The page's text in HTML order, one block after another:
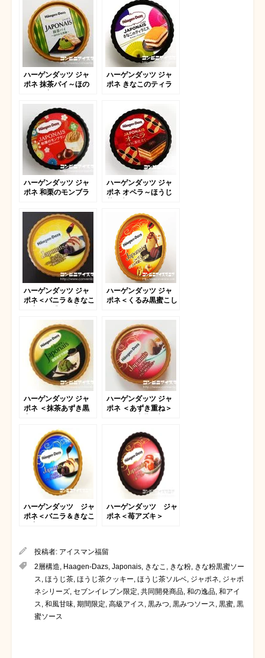
ハーゲンダッツ ジャ
ポネ 抹茶パイ～ほの
ハーゲンダッツ ジャ
ポネ きなこのティラ
ハーゲンダッツ ジャ
ポネ 和栗のモンブラ
ハーゲンダッツ ジャ
ポネ オペラ～ほうじ
ハーゲンダッツ ジャ
ポネ＜バニラ＆きなこ
ハーゲンダッツ ジャ
ポネ＜くるみ黒蜜こし
ハーゲンダッツ ジャ
ポネ ＜抹茶あずき黒
ハーゲンダッツ ジャ
ポネ ＜あずき重ね＞
ハーゲンダッツ ジャ
ポネ＜バニラ＆きなこ
ハーゲンダッツ ジャ
ポネ＜苺アズキ＞
投稿者: アイスマン福留
2層構造, Haagen-Dazs, Japonais, きなこ , きな粉, きな粉黒蜜ソー
ス, ほうじ茶, ほうじ茶クッキー, ほうじ茶ソルベ, ジャポネ, ジャポ
ネシリーズ, セブンイレブン限定, 共同開発商品, 和の逸品, 和アイ
ス, 和風甘味, 期間限定, 高級アイス, 黒みつ, 黒みつソース, 黒蜜, 黒
蜜ソース